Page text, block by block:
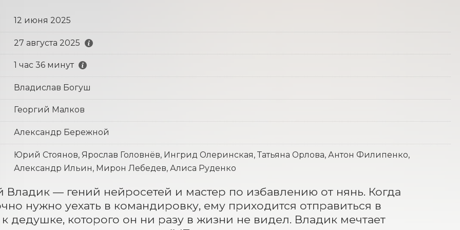
12 июня 2025
27 августа 2025
1 час 36 минут
Владислав Богуш
Георгий Малков
Александр Бережной
Юрий Стоянов, Ярослав Головнёв, Ингрид Олеринская, Татьяна Орлова, Антон Филипенко,
Александр Ильин, Мирон Лебедев, Алиса Руденко
Владик — гений нейросетей и мастер по избавлению от нянь. Когда
нужно уехать в командировку, ему приходится отправиться в
дедушке, которого он ни разу в жизни не видел. Владик мечтает